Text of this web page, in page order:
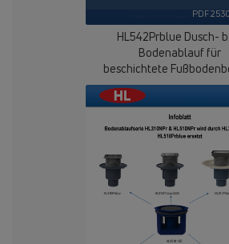
PDF
HL542Prblue Dusch-
Bodenablauf für
beschichtete